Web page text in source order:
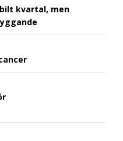
kvartal, men